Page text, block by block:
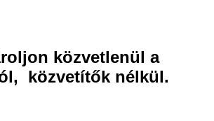
közvetlenül a
közvetítők nélkül.